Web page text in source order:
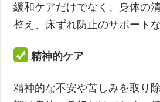
緩和ケアだけでなく、身体の
整え、床ずれ防止のサポート
精神的ケア
精神的な不安や苦しみを取り